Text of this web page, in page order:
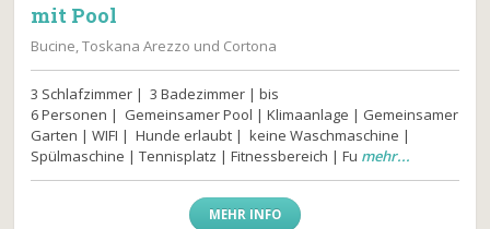
mit Pool
Bucine, Toskana Arezzo und Cortona
3 Schlafzimmer | 3 Badezimmer | bis
6 Personen | Gemeinsamer Pool | Klimaanlage | Gemeinsamer
Garten | WIFI | Hunde erlaubt | keine Waschmaschine |
Spülmaschine | Tennisplatz | Fitnessbereich | Fu mehr...
MEHR INFO